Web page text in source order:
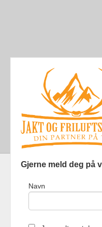
Gjerne meld deg på
Navn